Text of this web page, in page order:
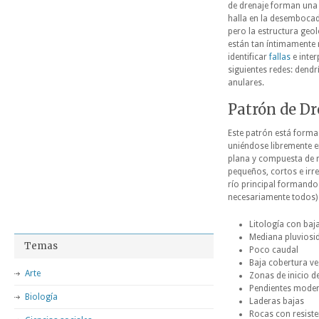
de drenaje forman
halla en la
pero la estructura
están tan
identificarfallas e
siguientes redes:
anulares.
Patrón de
Este patrón está
uniéndose libremente
plana y compuesta de
pequeños, cortos e
río principal formando
necesariamente
Litología con
Mediana
Poco caudal
Baja cobertura
Zonas de inicio
Pendientes
Laderas bajas
Rocas con
Temas
Arte
Biología